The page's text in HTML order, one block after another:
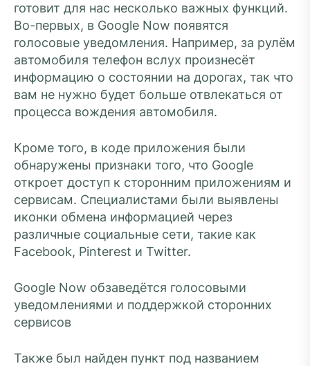
готовит для нас несколько важных функций.
Во-первых, в Google Now появятся
голосовые уведомления. Например, за рулём
автомобиля телефон вслух произнесёт
информацию о состоянии на дорогах, так что
вам не нужно будет больше отвлекаться от
процесса вождения автомобиля.
Кроме того, в коде приложения были
обнаружены признаки того, что Google
откроет доступ к сторонним приложениям и
сервисам. Специалистами были выявлены
иконки обмена информацией через
различные социальные сети, такие как
Facebook, Pinterest и Twitter.
Google Now обзаведётся голосовыми
уведомлениями и поддержкой сторонних
сервисов
Также был найден пункт под названием